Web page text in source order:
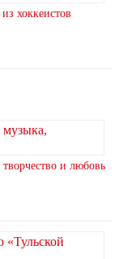
хоккеистов
и любовь